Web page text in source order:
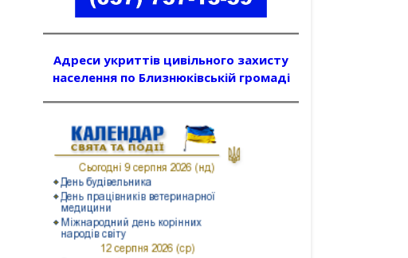
Адреси укриттів цивільного захисту
населення по Близнюківській громаді